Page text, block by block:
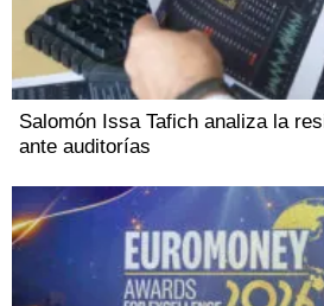
Salomón Issa Tafich analiza la
ante auditorías